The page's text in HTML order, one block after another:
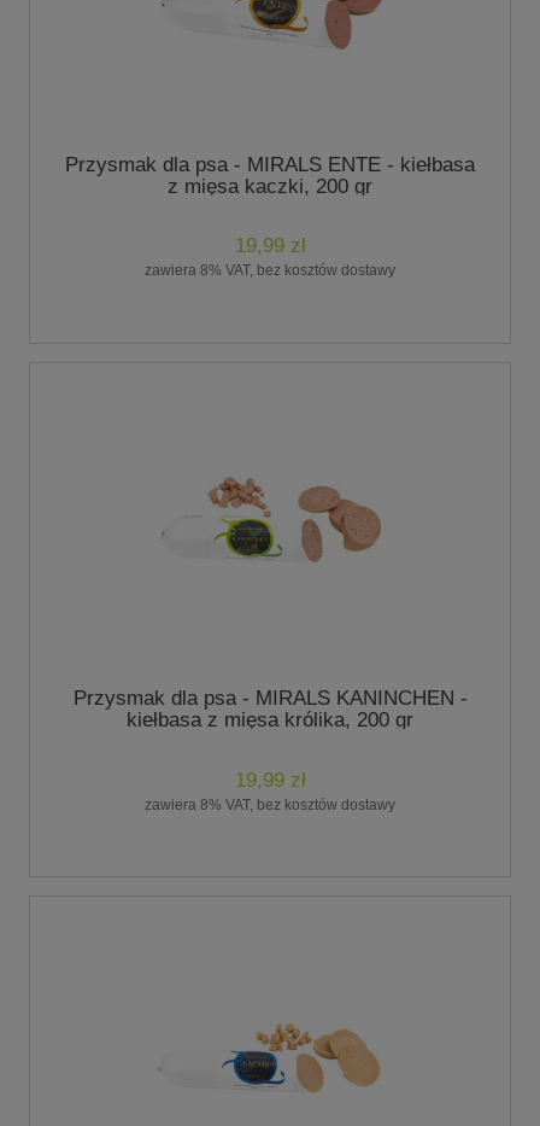
Przysmak dla psa - MIRALS ENTE - kiełbasa
z mięsa kaczki, 200 gr
19,99 zł
zawiera 8% VAT, bez kosztów dostawy
Przysmak dla psa - MIRALS KANINCHEN -
kiełbasa z mięsa królika, 200 gr
19,99 zł
zawiera 8% VAT, bez kosztów dostawy